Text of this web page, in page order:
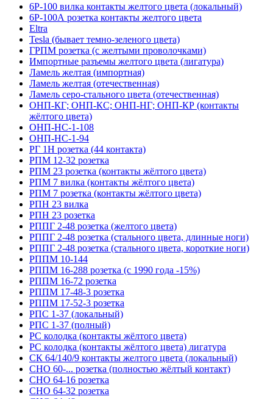
6Р-100 вилка контакты желтого цвета (локальный)
6Р-100А розетка контакты желтого цвета
Eltra
Tesla (бывает темно-зеленого цвета)
ГРПМ розетка (с желтыми проволочками)
Импортные разъемы желтого цвета (лигатура)
Ламель желтая (импортная)
Ламель желтая (отечественная)
Ламель серо-стального цвета (отечественная)
ОНП-КГ; ОНП-КС; ОНП-НГ; ОНП-КР (контакты
жёлтого цвета)
ОНП-НС-1-108
ОНП-НС-1-94
РГ 1Н розетка (44 контакта)
РПМ 12-32 розетка
РПМ 23 розетка (контакты жёлтого цвета)
РПМ 7 вилка (контакты жёлтого цвета)
РПМ 7 розетка (контакты жёлтого цвета)
РПН 23 вилка
РПН 23 розетка
РППГ 2-48 розетка (желтого цвета)
РППГ 2-48 розетка (стального цвета, длинные ноги)
РППГ 2-48 розетка (стального цвета, короткие ноги)
РППМ 10-144
РППМ 16-288 розетка (с 1990 года -15%)
РППМ 16-72 розетка
РППМ 17-48-3 розетка
РППМ 17-52-3 розетка
РПС 1-37 (локальный)
РПС 1-37 (полный)
РС колодка (контакты жёлтого цвета)
РС колодка (контакты жёлтого цвета) лигатура
СК 64/140/9 контакты желтого цвета (локальный)
СНО 60-... розетка (полностью жёлтый контакт)
СНО 64-16 розетка
СНО 64-32 розетка